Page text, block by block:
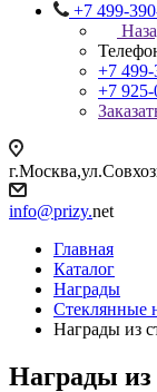
+7 499-
+7
+7 925-
info@prizy.net
Главная
Каталог
Награды
Стеклянные
Награды из
Награды из